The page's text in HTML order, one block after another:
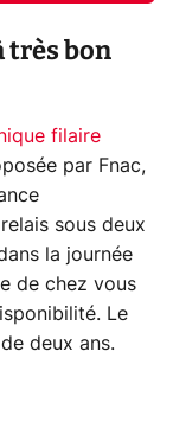
très bon
filaire
par Fnac,
sous deux
la journée
de chez vous
Le
deux ans.